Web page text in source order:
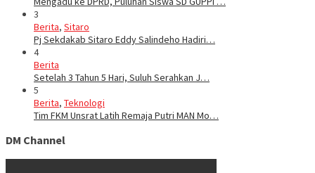
3
Berita, Sitaro
Pj Sekdakab Sitaro Eddy Salindeho Hadiri…
4
Berita
Setelah 3 Tahun 5 Hari, Suluh Serahkan J…
5
Berita, Teknologi
Tim FKM Unsrat Latih Remaja Putri MAN Mo…
DM Channel